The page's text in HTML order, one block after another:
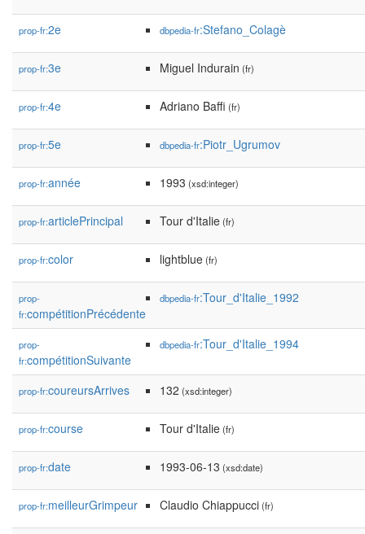
prop-fr:2e dbpedia-fr:Stefano_Colagè
prop-fr:3e Miguel Indurain (fr)
prop-fr:4e Adriano Baffi (fr)
prop-fr:5e dbpedia-fr:Piotr_Ugrumov
prop-fr:année 1993 (xsd:integer)
prop-fr:articlePrincipal Tour d'Italie(fr)
prop-fr:color lightblue(fr)
prop-
fr:compétitionPrécédente
dbpedia-fr:Tour_d'Italie_1992
prop-
fr:compétitionSuivante
dbpedia-fr:Tour_d'Italie_1994
prop-fr:coureursArrives 132 (xsd:integer)
prop-fr:course Tour d'Italie(fr)
prop-fr:date 1993-06-13 (xsd:date)
prop-fr:meilleurGrimpeur Claudio Chiappucci(fr)